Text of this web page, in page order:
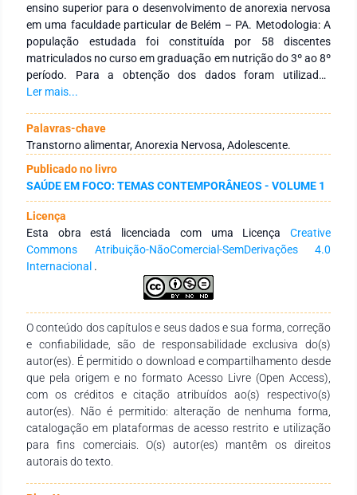
ensino superior para o desenvolvimento de anorexia nervosa
em uma faculdade particular de Belém – PA. Metodologia: A
população estudada foi constituída por 58 discentes
matriculados no curso em graduação em nutrição do 3º ao 8º
período. Para a obtenção dos dados foram utilizados
avaliação antropométrica, questionários: sociodemográfico,
achados percentuais elevados de risco para o
desenvolvimento de Transtornos Alimentares (TA) (39,65%),
segundo alteração de percepção de imagem, insatisfação
corporal e estado nutricional na população estudada, sendo
que este risco foi maior entre os acadêmicos que apresentam
eutrófia. O fato de a maioria dos universitários eutróficos
apresentarem insatisfação de imagem por excesso de peso
ou por desnutrição grau I é extremamente preocupante e
indica que estes universitários, apesar de terem um IMC
adequado, querem reduzir ainda mais suas silhuetas.
Conclusão: Ao associar os resultados obtidos nos quatro
apresentou com risco para desenvolver TA como anorexia.
Ler mais...
Palavras-chave
Transtorno alimentar, Anorexia Nervosa, Adolescente.
Publicado no livro
SAÚDE EM FOCO: TEMAS CONTEMPORÂNEOS - VOLUME 1
Licença
Esta obra está licenciada com uma Licença Creative
Commons Atribuição-NãoComercial-SemDerivações 4.0
Internacional .
O conteúdo dos capítulos e seus dados e sua forma, correção
e confiabilidade, são de responsabilidade exclusiva do(s)
autor(es). É permitido o download e compartilhamento desde
que pela origem e no formato Acesso Livre (Open Access),
com os créditos e citação atribuídos ao(s) respectivo(s)
autor(es). Não é permitido: alteração de nenhuma forma,
catalogação em plataformas de acesso restrito e utilização
para fins comerciais. O(s) autor(es) mantêm os direitos
autorais do texto.